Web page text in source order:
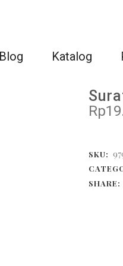
Katalog
Rp
SKU:
SHARE: